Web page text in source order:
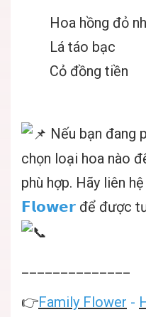
Hoa hồng đỏ
Lá táo bạc
Cỏ đồng tiền
Nếu bạn đang
chọn loại hoa nào
phù hợp. Hãy liên
𝗙𝗹𝗼𝘄𝗲𝗿 để được
👉Family Flower -